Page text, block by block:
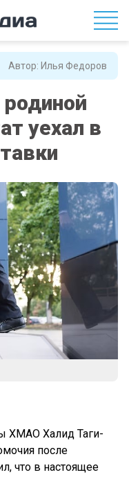
Автор: Илья Федоров
уехал в
ХМАО Халид Таги-
после
что в настоящее